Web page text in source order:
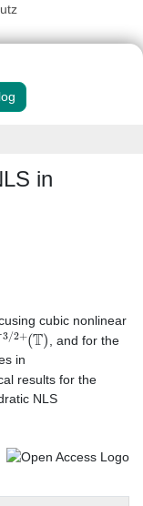
in
cubic nonlinear
2+( T)
, and for the
in
results for the
NLS